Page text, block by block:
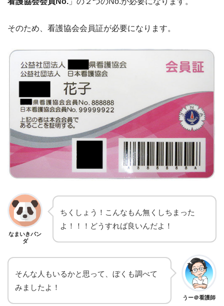
そのため、看護協会会員証が必要になります。
なまいきパン
ダ
ちくしょう！こんなもん無くしちまった
よ！！！どうすれば良いんだよ！
うー＠看護師
そんな人もいるかと思って、ぼくも調べて
みましたよ！